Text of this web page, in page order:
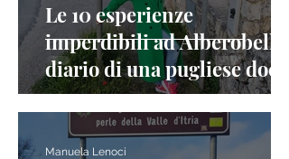
Le 10 esperienze
imperdibili ad Alberobello:
diario di una pugliese doc
Manuela Lenoci